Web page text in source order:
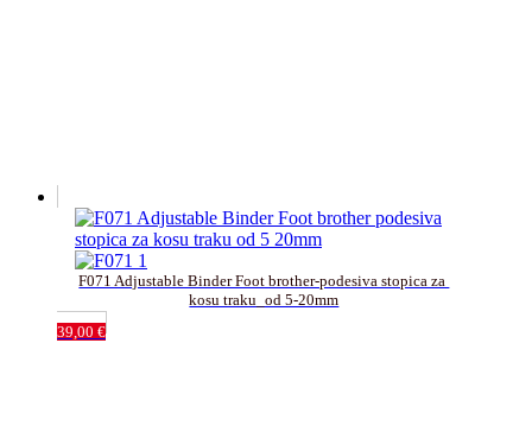
F071 Adjustable Binder Foot brother-podesiva stopica za
kosu traku_od 5-20mm
39,00 €